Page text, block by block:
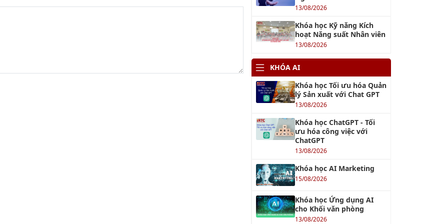
13/08/2026
Khóa học Kỹ năng Kích
hoạt Năng suất Nhân viên
13/08/2026
KHÓA AI
Khóa học Tối ưu hóa Quản
lý Sản xuất với Chat GPT
13/08/2026
Khóa học ChatGPT - Tối
ưu hóa công việc với
ChatGPT
13/08/2026
Khóa học AI Marketing
15/08/2026
Khóa học Ứng dụng AI
cho Khối văn phòng
13/08/2026